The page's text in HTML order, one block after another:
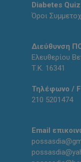
Diabetes
Όροι
Διεύθυνση
Ελευθερίου
Τ.Κ. 16341
Τηλέφωνο /
210 5201474
Email